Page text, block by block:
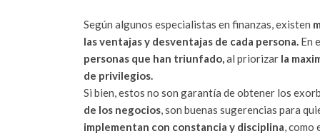
Según algunos especialistas en finanzas, existen
las ventajas y desventajas de cada persona. En
personas que han triunfado,al priorizar la
de privilegios.
Si bien, estos no son garantía de obtener los
de los negocios, son buenas sugerencias para
implementan con constancia y disciplina, como